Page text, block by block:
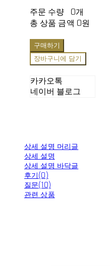
주문 수량
0개
총 상품 금액 0원
구매하기
장바구니에 담기
카카오톡
네이버 블로그
상세 설명 머리글
상세 설명
상세 설명 바닥글
후기(0)
질문(10)
관련 상품